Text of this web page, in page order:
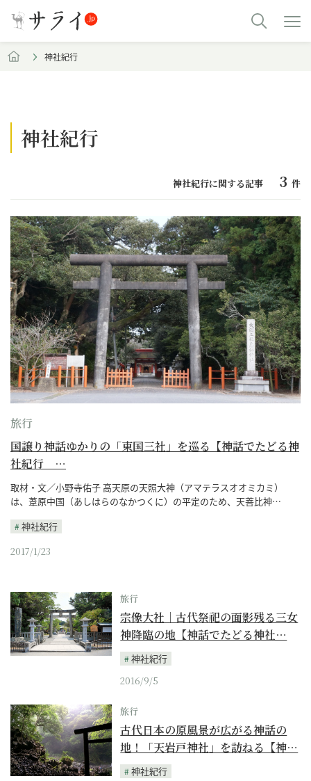
神社紀行
神社紀行
神社紀行に関する記事 3 件
旅行
国譲り神話ゆかりの「東国三社」を巡る【神話でたどる神
社紀行 …
取材・文／小野寺佑子 高天原の天照大神（アマテラスオオミカミ）
は、葦原中国（あしはらのなかつくに）の平定のため、天菩比神…
神社紀行
2017/1/23
旅行
宗像大社｜古代祭祀の面影残る三女
神降臨の地【神話でたどる神社…
神社紀行
2016/9/5
旅行
古代日本の原風景が広がる神話の
地！「天岩戸神社」を訪ねる【神…
神社紀行